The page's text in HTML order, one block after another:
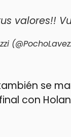
valores!!
se
con